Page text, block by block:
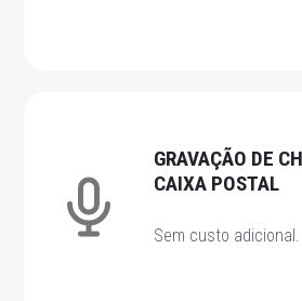
GRAVAÇÃO DE
CAIXA POSTAL
Sem custo adicional.